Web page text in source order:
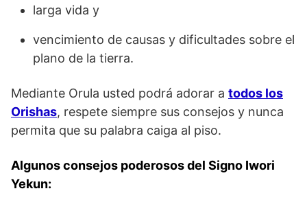
larga vida y
vencimiento de causas y dificultades sobre el
plano de la tierra.
Mediante Orula usted podrá adorar a todos los
Orishas, respete siempre sus consejos y nunca
permita que su palabra caiga al piso.
Algunos consejos poderosos del Signo Iwori
Yekun: